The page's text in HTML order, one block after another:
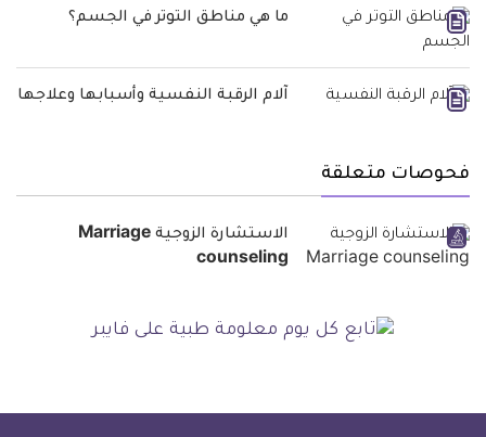
ما هي مناطق التوتر في الجسم؟
آلام الرقبة النفسية وأسبابها وعلاجها
فحوصات متعلقة
الاستشارة الزوجية Marriage
counseling